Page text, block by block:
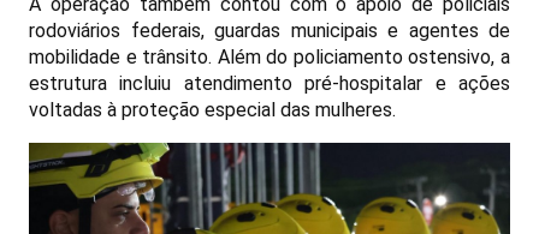
rodoviários federais, guardas municipais e agentes de
mobilidade e trânsito. Além do policiamento ostensivo, a
estrutura incluiu atendimento pré-hospitalar e ações
voltadas à proteção especial das mulheres.